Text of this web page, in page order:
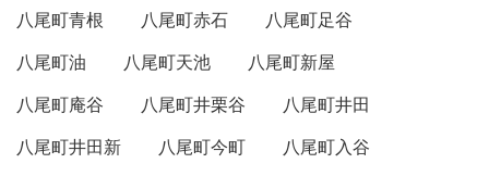
八尾町青根 八尾町赤石
八尾町足谷
八尾町油
八尾町天池
八尾町新屋
八尾町庵谷
八尾町井栗谷
八尾町井田
八尾町井田新
八尾町今町
八尾町入谷